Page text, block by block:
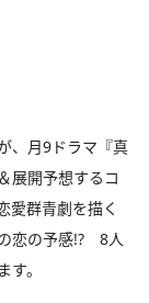
、月9ドラマ『真
展開予想するコ
愛群青劇を描く
恋の予感!? 8人
。